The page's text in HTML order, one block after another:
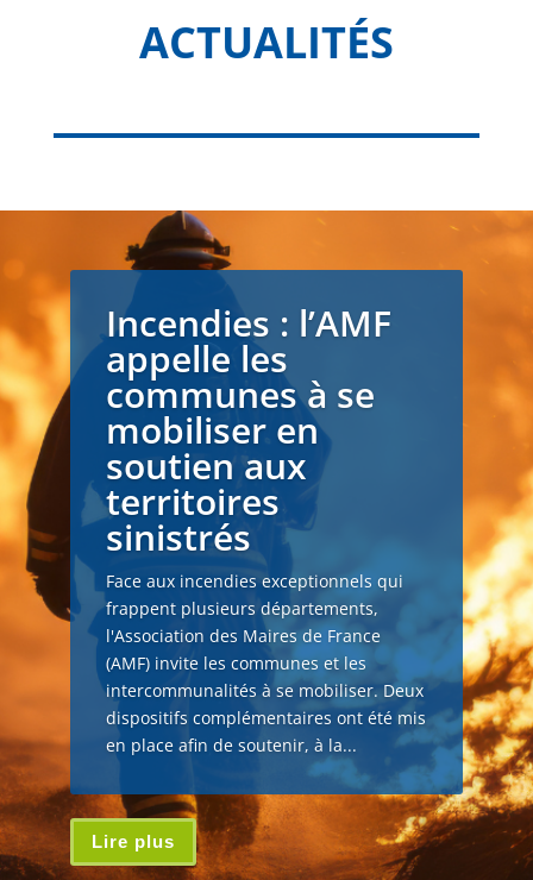
ACTUALITÉS
Incendies : l’AMF
appelle les
communes à se
mobiliser en
soutien aux
territoires
sinistrés
Face aux incendies exceptionnels qui
frappent plusieurs départements,
l'Association des Maires de France
(AMF) invite les communes et les
intercommunalités à se mobiliser. Deux
dispositifs complémentaires ont été mis
en place afin de soutenir, à la...
Lire plus